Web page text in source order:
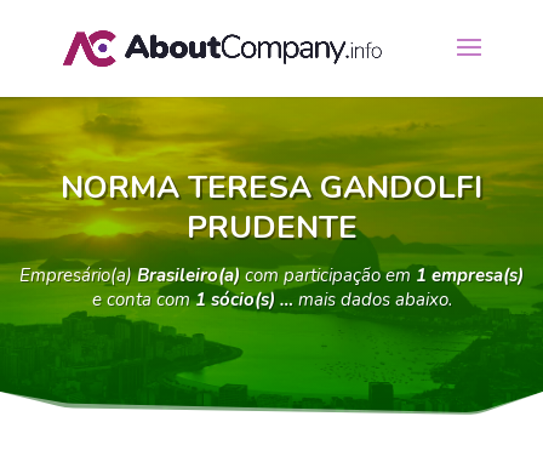
NORMA TERESA GANDOLFI
PRUDENTE
Empresário(a)Brasileiro(a) com participação em 1 empresa(s)
e conta com1 sócio(s) …mais dados abaixo.